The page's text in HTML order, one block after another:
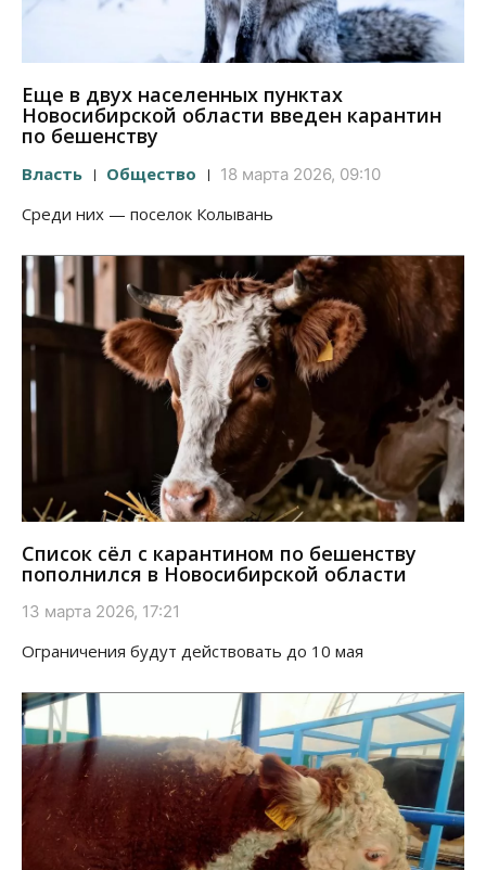
Еще в двух населенных пунктах
Новосибирской области введен карантин
по бешенству
Власть Общество 18 марта 2026, 09:10
Среди них — поселок Колывань
Список сёл с карантином по бешенству
пополнился в Новосибирской области
13 марта 2026, 17:21
Ограничения будут действовать до 10 мая